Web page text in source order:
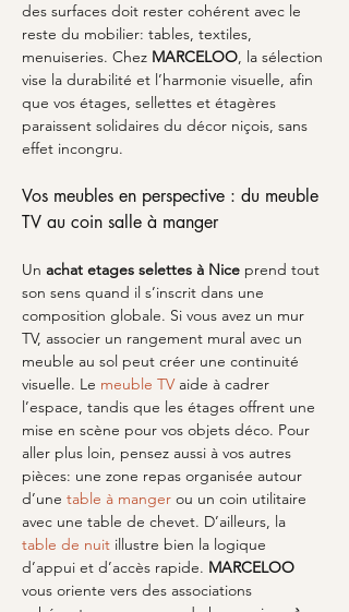
des surfaces doit rester cohérent avec le
reste du mobilier: tables, textiles,
menuiseries. Chez MARCELOO, la sélection
vise la durabilité et l’harmonie visuelle, afin
que vos étages, sellettes et étagères
paraissent solidaires du décor niçois, sans
effet incongru.
Vos meubles en perspective : du meuble
TV au coin salle à manger
Un achat etages selettes à Nice prend tout
son sens quand il s’inscrit dans une
composition globale. Si vous avez un mur
TV, associer un rangement mural avec un
meuble au sol peut créer une continuité
visuelle. Le meuble TV aide à cadrer
l’espace, tandis que les étages offrent une
mise en scène pour vos objets déco. Pour
aller plus loin, pensez aussi à vos autres
pièces: une zone repas organisée autour
d’une table à manger ou un coin utilitaire
avec une table de chevet. D’ailleurs, la
table de nuit illustre bien la logique
d’appui et d’accès rapide. MARCELOO
vous oriente vers des associations